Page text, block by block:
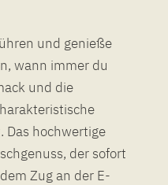
und genieße
wann immer du
und die
Das hochwertige
der sofort
Zug an der E-
lässt. So gut